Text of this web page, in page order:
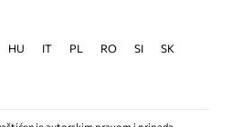
HU IT PL RO SI
SK